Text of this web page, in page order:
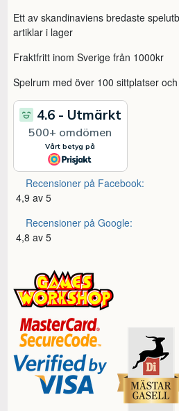
Ett av skandinaviens bredaste
artiklar i lager
Fraktfritt inom Sverige från 1000kr
Spelrum med över 100 sittplatser
Recensioner på Facebook:
4,9 av 5
Recensioner på Google:
4,8 av 5